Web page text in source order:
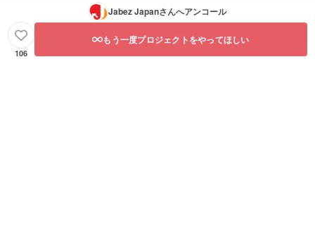
Jabez Japanさんへアンコール
106
もう一度プロジェクトをやってほしい